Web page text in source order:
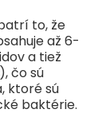
to, že
až 6-
a tiež
čo sú
ktoré sú
baktérie.